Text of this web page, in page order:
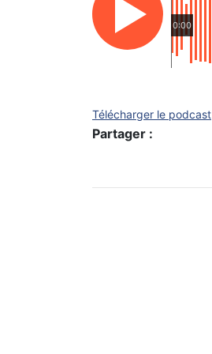
0:00
Télécharger le podcast
Partager :